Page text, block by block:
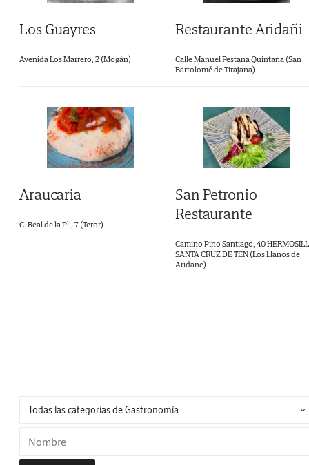
Los Guayres
Avenida Los Marrero, 2 (Mogán)
Restaurante Aridañi
Calle Manuel Pestana Quintana (San
Bartolomé de Tirajana)
Araucaria
C. Real de la Pl., 7 (Teror)
San Petronio
Restaurante
Camino Pino Santiago, 40
SANTA CRUZ DE TEN (Los Llanos de
Aridane)